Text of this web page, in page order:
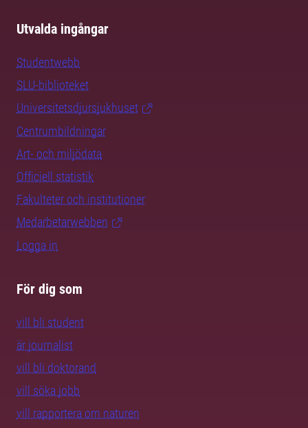
Utvalda ingångar
Studentwebb
SLU-biblioteket
Universitetsdjursjukhuset
Centrumbildningar
Art- och miljödata
Officiell statistik
Fakulteter och institutioner
Medarbetarwebben
Logga in
För dig som
vill bli student
är journalist
vill bli doktorand
vill söka jobb
vill rapportera om naturen